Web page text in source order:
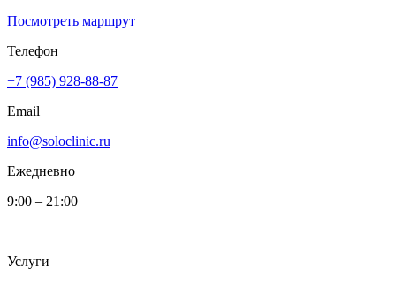
Посмотреть маршрут
Телефон
+7 (985) 928-88-87
Email
info@soloclinic.ru
Ежедневно
9:00 – 21:00
Услуги